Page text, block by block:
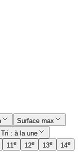
Surface max
Tri : à la une
11 e 12e 13e 14e